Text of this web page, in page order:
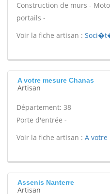
Construction de murs -
portails -
Voir la fiche artisan :
A votre mesure Chanas
Artisan
Département: 38
Porte d'entrée -
Voir la fiche artisan : A votre
Assenis Nanterre
Artisan